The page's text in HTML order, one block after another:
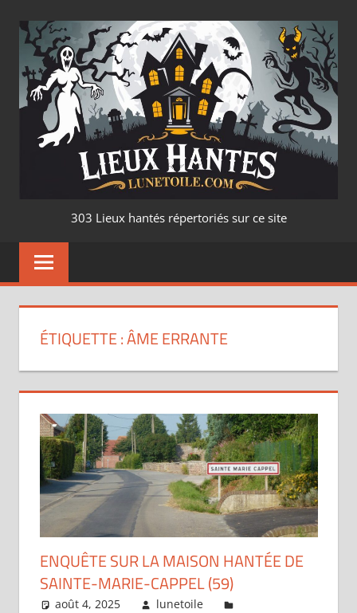
contenu
LIEUX
–
303 Lieux hantés répertoriés sur ce site
ÉTIQUETTE :ÂME ERRANTE
ENQUÊTE SUR LA MAISON HANTÉE DE
SAINTE-MARIE-CAPPEL (59)
août 4, 2025
lunetoile